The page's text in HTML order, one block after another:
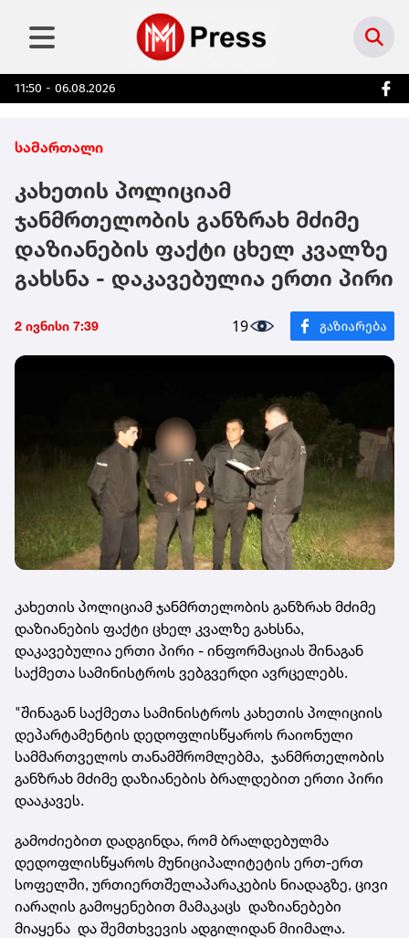
11:50 - 06.08.2026
სამართალი
კახეთის პოლიციამ
ჯანმრთელობის განზრახ მძიმე
დაზიანების ფაქტი ცხელ კვალზე
გახსნა - დაკავებულია ერთი პირი
2 ივნისი 7:39 19
კახეთის პოლიციამ ჯანმრთელობის განზრახ მძიმე
დაზიანების ფაქტი ცხელ კვალზე გახსნა,
დაკავებულია ერთი პირი - ინფორმაციას შინაგან
საქმეთა სამინისტროს ვებგვერდი ავრცელებს.
"შინაგან საქმეთა სამინისტროს კახეთის პოლიციის
დეპარტამენტის დედოფლისწყაროს რაიონული
სამმართველოს თანამშრომლებმა, ჯანმრთელობის
განზრახ მძიმე დაზიანების ბრალდებით ერთი პირი
დააკავეს.
გამოძიებით დადგინდა, რომ ბრალდებულმა
დედოფლისწყაროს მუნიციპალიტეტის ერთ-ერთ
სოფელში, ურთიერთშელაპარაკების ნიადაგზე, ცივი
იარაღის გამოყენებით მამაკაცს დაზიანებები
მიაყენა და შემთხვევის ადგილიდან მიიმალა.